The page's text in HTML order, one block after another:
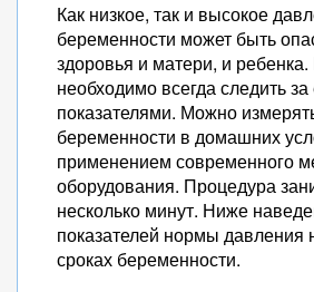
Как низкое, так и высокое
беременности может быть
здоровья и матери, и
необходимо всегда следить за
показателями. Можно
беременности в домашних
применением современного
оборудования. Процедура
несколько минут. Ниже
показателей нормы давления
сроках беременности.